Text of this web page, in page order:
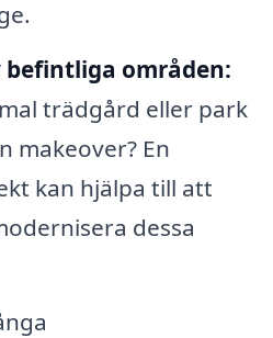
befintliga områden:
trädgård eller park
makeover? En
kan hjälpa till att
dessa